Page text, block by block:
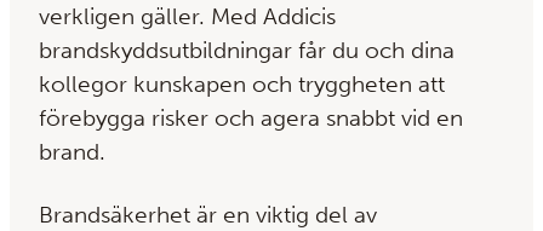
verkligen gäller. Med Addicis
brandskyddsutbildningar får du och dina
kollegor kunskapen och tryggheten att
förebygga risker och agera snabbt vid en
brand.
Brandsäkerhet är en viktig del av